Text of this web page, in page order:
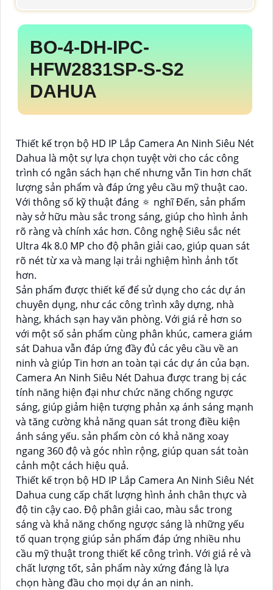
BO-4-DH-IPC-
HFW2831SP-S-S2
DAHUA
Thiết kế trọn bộ HD IP Lắp Camera An Ninh Siêu Nét
Dahua là một sự lựa chọn tuyệt vời cho các công
trình có ngân sách hạn chế nhưng vẫn Tin hơn chất
lượng sản phẩm và đáp ứng yêu cầu mỹ thuật cao.
Với thông số kỹ thuật đáng 🔅 nghĩ Đến, sản phẩm
này sở hữu màu sắc trong sáng, giúp cho hình ảnh
rõ ràng và chính xác hơn. Công nghệ Siêu sắc nét
Ultra 4k 8.0 MP cho độ phân giải cao, giúp quan sát
rõ nét từ xa và mang lại trải nghiệm hình ảnh tốt
hơn.
Sản phẩm được thiết kế để sử dụng cho các dự án
chuyên dụng, như các công trình xây dựng, nhà
hàng, khách sạn hay văn phòng. Với giá rẻ hơn so
với một số sản phẩm cùng phân khúc, camera giám
sát Dahua vẫn đáp ứng đầy đủ các yêu cầu về an
ninh và giúp Tin hơn an toàn tại các dự án của bạn.
Camera An Ninh Siêu Nét Dahua được trang bị các
tính năng hiện đại như chức năng chống ngược
sáng, giúp giảm hiện tượng phản xạ ánh sáng mạnh
và tăng cường khả năng quan sát trong điều kiện
ánh sáng yếu. sản phẩm còn có khả năng xoay
ngang 360 độ và góc nhìn rộng, giúp quan sát toàn
cảnh một cách hiệu quả.
Thiết kế trọn bộ HD IP Lắp Camera An Ninh Siêu Nét
Dahua cung cấp chất lượng hình ảnh chân thực và
độ tin cậy cao. Độ phân giải cao, màu sắc trong
sáng và khả năng chống ngược sáng là những yếu
tố quan trọng giúp sản phẩm đáp ứng nhiều nhu
cầu mỹ thuật trong thiết kế công trình. Với giá rẻ và
chất lượng tốt, sản phẩm này xứng đáng là lựa
chọn hàng đầu cho mọi dự án an ninh.